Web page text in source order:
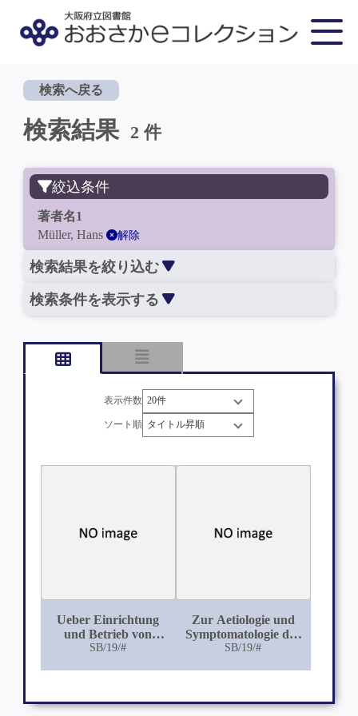
検索へ戻る
検索結果 2 件
絞込条件
著者名1
Müller, Hans
解除
検索結果を絞り込む
検索条件を表示する
表示件数
ソート順
Ueber Einrichtung
und Betrieb von
Feldschlächtereien
und der
SB/19/#
Zur Aetiologie und
Symptomatologie der
Migräne
SB/19/#